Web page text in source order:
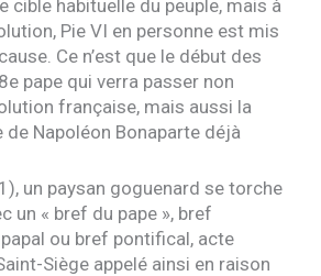
cible habituelle du peuple, mais à
PieVI en personne est mis
Ce n’est que le début des
pape qui verra passer non
française, mais aussi la
de Napoléon Bonaparte déjà
un paysan goguenard se torche
un « bref du pape », bref
ou bref pontifical, acte
Siège appelé ainsi en raison